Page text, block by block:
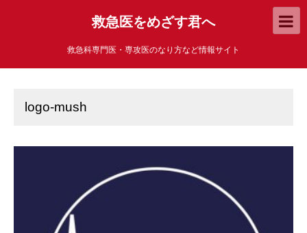
救急医をめざす君へ
救急科専門医・専攻医のなり方など情報サイト
logo-mush